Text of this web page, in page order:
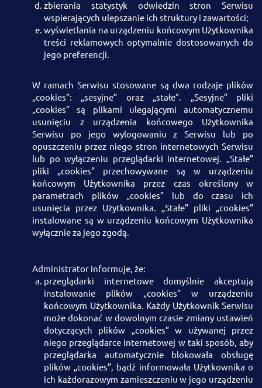
zbierania statystyk odwiedzin stron Serwisu
wspierających ulepszanie ich struktury i zawartości;
wyświetlania na urządzeniu końcowym Użytkownika
treści reklamowych optymalnie dostosowanych do
jego preferencji.
W ramach Serwisu stosowane są dwa rodzaje plików
„cookies”: „sesyjne” oraz „stałe”. „Sesyjne” pliki
„cookies” są plikami ulegającymi automatycznemu
usunięciu z urządzenia końcowego Użytkownika
Serwisu po jego wylogowaniu z Serwisu lub po
opuszczeniu przez niego stron internetowych Serwisu
lub po wyłączeniu przeglądarki internetowej. „Stałe”
pliki „cookies” przechowywane są w urządzeniu
końcowym Użytkownika przez czas określony w
parametrach plików „cookies” lub do czasu ich
usunięcia przez Użytkownika. „Stałe” pliki „cookies”
instalowane są w urządzeniu końcowym Użytkownika
wyłącznie za jego zgodą.
Administrator informuje, że:
przeglądarki internetowe domyślnie akceptują
instalowanie plików „cookies” w urządzeniu
końcowym Użytkownika. Każdy Użytkownik Serwisu
może dokonać w dowolnym czasie zmiany ustawień
dotyczących plików „cookies” w używanej przez
niego przeglądarce internetowej w taki sposób, aby
przeglądarka automatycznie blokowała obsługę
plików „cookies”, bądź informowała Użytkownika o
ich każdorazowym zamieszczeniu w jego urządzeniu